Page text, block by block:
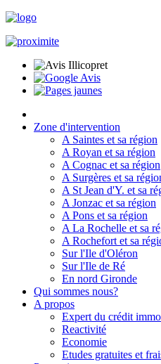
Zone d'intervention
A Saintes et sa région
A Royan et sa région
A Cognac et sa région
A Surgères et sa
A St Jean d'Y. et sa
A Jonzac et sa région
A Pons et sa région
A La Rochelle et sa
A Rochefort et sa
Sur l'Ile d'Oléron
Sur l'Ile de Ré
En nord Gironde
Qui sommes nous?
A propos
Expert du crédit
Reactivité
Economie
Etudes gratuites et